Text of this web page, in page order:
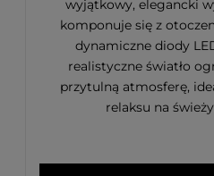
wyjątkowy, elegancki
komponuje się z
dynamiczne diody
realistyczne światło
przytulną atmosferę,
relaksu na